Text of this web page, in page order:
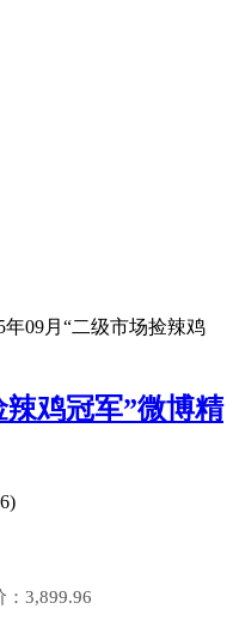
年09月“二级市场捡辣鸡
辣鸡冠军”微博精
：3,899.96